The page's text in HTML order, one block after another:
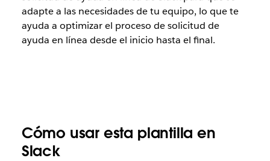
adapte a las necesidades de tu equipo, lo que te
ayuda a optimizar el proceso de solicitud de
ayuda en línea desde el inicio hasta el final.
Cómo usar esta plantilla en
Slack